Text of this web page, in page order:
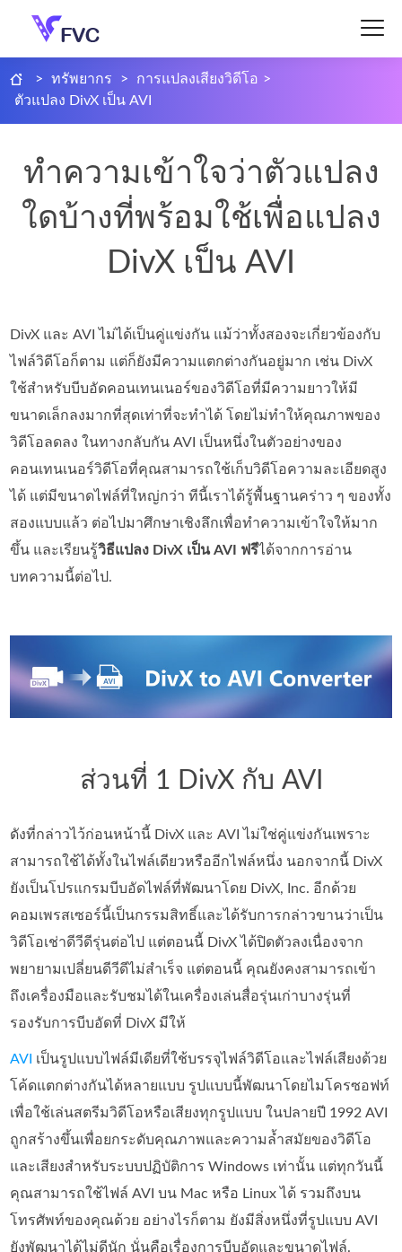
> ทรัพยากร > การแปลงเสียงวิดีโอ >
ตัวแปลง DivX เป็น AVI
ทำความเข้าใจว่าตัวแปลง
ใดบ้างที่พร้อมใช้เพื่อแปลง
DivX เป็น AVI
DivX และ AVI ไม่ได้เป็นคู่แข่งกัน แม้ว่าทั้งสองจะเกี่ยวข้องกับ
ไฟล์วิดีโอก็ตาม แต่ก็ยังมีความแตกต่างกันอยู่มาก เช่น DivX
ใช้สำหรับบีบอัดคอนเทนเนอร์ของวิดีโอที่มีความยาวให้มี
ขนาดเล็กลงมากที่สุดเท่าที่จะทำได้ โดยไม่ทำให้คุณภาพของ
วิดีโอลดลง ในทางกลับกัน AVI เป็นหนึ่งในตัวอย่างของ
คอนเทนเนอร์วิดีโอที่คุณสามารถใช้เก็บวิดีโอความละเอียดสูง
ได้ แต่มีขนาดไฟล์ที่ใหญ่กว่า ทีนี้เราได้รู้พื้นฐานคร่าว ๆ ของทั้ง
สองแบบแล้ว ต่อไปมาศึกษาเชิงลึกเพื่อทำความเข้าใจให้มาก
ขึ้น และเรียนรู้วิธีแปลง DivX เป็น AVI ฟรีได้จากการอ่าน
บทความนี้ต่อไป.
ส่วนที่ 1 DivX กับ AVI
ดังที่กล่าวไว้ก่อนหน้านี้ DivX และ AVI ไม่ใช่คู่แข่งกันเพราะ
สามารถใช้ได้ทั้งในไฟล์เดียวหรืออีกไฟล์หนึ่ง นอกจากนี้ DivX
ยังเป็นโปรแกรมบีบอัดไฟล์ที่พัฒนาโดย DivX, Inc. อีกด้วย
คอมเพรสเซอร์นี้เป็นกรรมสิทธิ์และได้รับการกล่าวขานว่าเป็น
วิดีโอเช่าดีวีดีรุ่นต่อไป แต่ตอนนี้ DivX ได้ปิดตัวลงเนื่องจาก
พยายามเปลี่ยนดีวีดีไม่สำเร็จ แต่ตอนนี้ คุณยังคงสามารถเข้า
ถึงเครื่องมือและรับชมได้ในเครื่องเล่นสื่อรุ่นเก่าบางรุ่นที่
รองรับการบีบอัดที่ DivX มีให้
AVI เป็นรูปแบบไฟล์มีเดียที่ใช้บรรจุไฟล์วิดีโอและไฟล์เสียงด้วย
โค้ดแตกต่างกันได้หลายแบบ รูปแบบนี้พัฒนาโดยไมโครซอฟท์
เพื่อใช้เล่นสตรีมวิดีโอหรือเสียงทุกรูปแบบ ในปลายปี 1992 AVI
ถูกสร้างขึ้นเพื่อยกระดับคุณภาพและความล้ำสมัยของวิดีโอ
และเสียงสำหรับระบบปฏิบัติการ Windows เท่านั้น แต่ทุกวันนี้
คุณสามารถใช้ไฟล์ AVI บน Mac หรือ Linux ได้ รวมถึงบน
โทรศัพท์ของคุณด้วย อย่างไรก็ตาม ยังมีสิ่งหนึ่งที่รูปแบบ AVI
ยังพัฒนาได้ไม่ดีนัก นั่นคือเรื่องการบีบอัดและขนาดไฟล์.